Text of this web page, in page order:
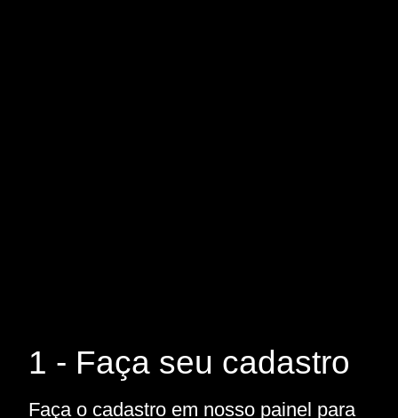
1 - Faça seu cadastro
Faça o cadastro em nosso painel para